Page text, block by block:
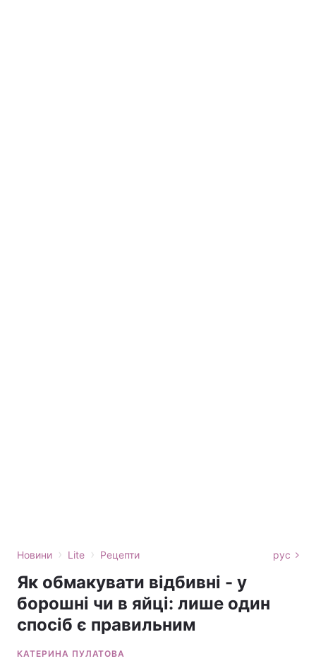
Новини › Lite › Рецепти рус
Як обмакувати відбивні - у
борошні чи в яйці: лише один
спосіб є правильним
КАТЕРИНА ПУЛАТОВА